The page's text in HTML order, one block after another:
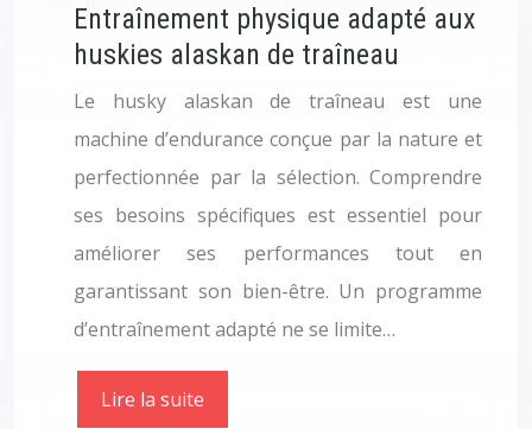
Entraînement physique adapté aux
huskies alaskan de traîneau
Le husky alaskan de traîneau est une
machine d’endurance conçue par la nature et
perfectionnée par la sélection. Comprendre
ses besoins spécifiques est essentiel pour
améliorer ses performances tout en
garantissant son bien-être. Un programme
d’entraînement adapté ne se limite…
Lire la suite